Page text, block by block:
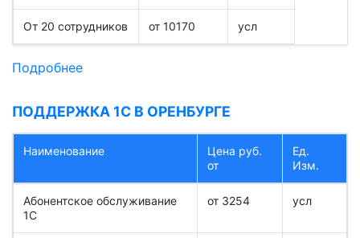
От 20 сотрудников от 10170 усл
Подробнее
ПОДДЕРЖКА 1С В ОРЕНБУРГЕ
Наименование
Цена руб.
от
Ед.
Изм.
Абонентское обслуживание
1С
от 3254 усл